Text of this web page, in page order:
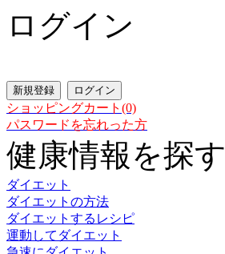
ログイン
ショッピングカート(0)
パスワードを忘れった方
健康情報を探す
ダイエット
ダイエットの方法
ダイエットするレシピ
運動してダイエット